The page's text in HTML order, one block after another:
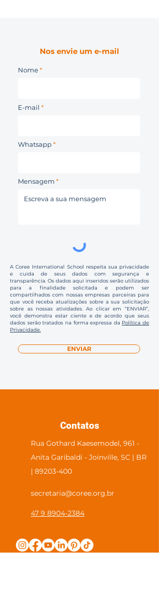
Nos envie um e-mail
Nome
E-mail
Whatsapp
Mensagem
A Coree International School respeita sua privacidade
e cuida de seus dados com segurança e
transparência. Os dados aqui inseridos serão utilizados
para a finalidade solicitada e podem ser
compartilhados com nossas empresas parceiras para
que você receba atualizações sobre a sua solicitação
sobre as nossas atividades. Ao clicar em “ENVIAR”,
você demonstra estar ciente e de acordo que seus
dados serão tratados na forma expressa da Política de
Privacidade.
ENVIAR
Contatos
Rua Gothard Kaesemodel, 961 -
Anita Garibaldi - Joinville, SC | BR
| 89203-400
secretaria@coree.org.br
47 9 8904-2384